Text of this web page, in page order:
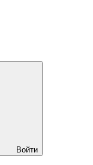
Войти